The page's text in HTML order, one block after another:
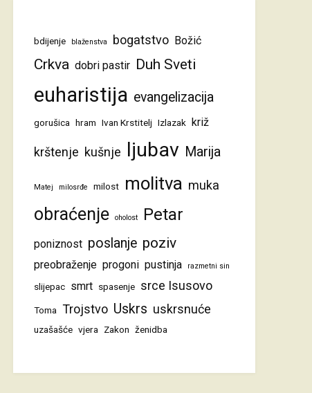
bdijenje blaženstva bogatstvo Božić
Crkva dobri pastir Duh Sveti
euharistija evangelizacija
gorušica hram Ivan Krstitelj Izlazak križ
krštenje kušnje ljubav Marija
Matej milosrđe milost molitva muka
obraćenje oholost Petar
poniznost poslanje poziv
preobraženje progoni pustinja razmetni sin
slijepac smrt spasenje srce Isusovo
Toma Trojstvo Uskrs uskrsnuće
uzašašće vjera Zakon ženidba